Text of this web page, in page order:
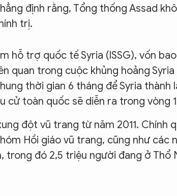
định rằng, Tổng thống Assad
trị.
hỗ trợ quốc tế Syria (ISSG), vốn
quan trong cuộc khủng hoảng
thời gian 6 tháng để Syria thành
cử toàn quốc sẽ diễn ra trong vòng
đột vũ trang từ năm 2011. Chính
Hồi giáo vũ trang, cũng như các
trong đó 2,5 triệu người đang ở Thổ